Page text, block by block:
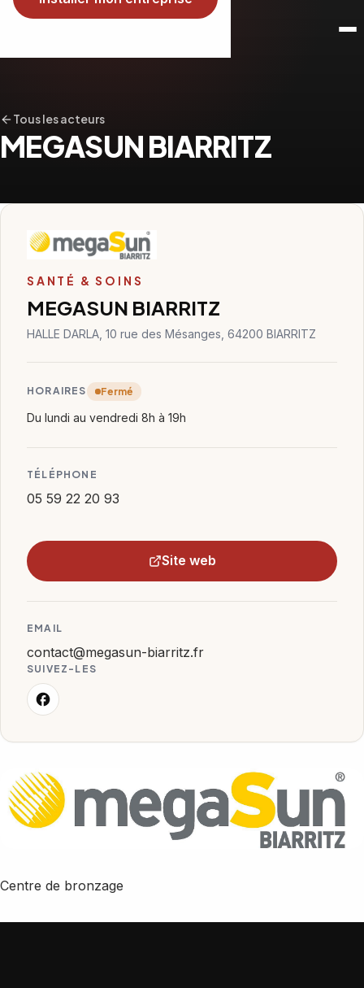
Tous les acteurs
MEGASUN BIARRITZ
SANTÉ & SOINS
MEGASUN BIARRITZ
HALLE DARLA, 10 rue des Mésanges, 64200 BIARRITZ
HORAIRES Fermé
Du lundi au vendredi 8h à 19h
TÉLÉPHONE
05 59 22 20 93
Site web
EMAIL
contact@megasun-biarritz.fr
SUIVEZ-LES
Centre de bronzage